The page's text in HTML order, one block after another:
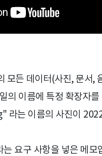
모든 데이터(사진, 문서,
의 이름에 특정 확장자
라는 이름의 사진이
요구 사항을 넣은 메모